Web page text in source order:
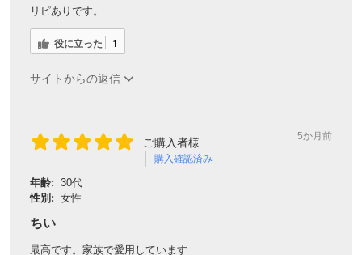
リピありです。
役に立った 1
サイトからの返信
ご購入者様
購入確認済み
5か月前
年齢: 30代
性別: 女性
ちい
最高です。家族で愛用しています